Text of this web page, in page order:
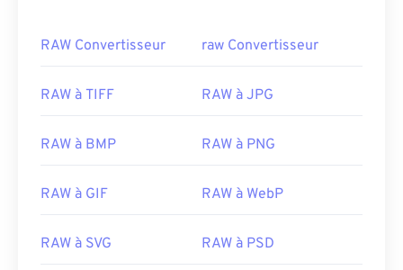
RAW Convertisseur raw Convertisseur
RAW à TIFF RAW à JPG
RAW à BMP RAW à PNG
RAW à GIF RAW à WebP
RAW à SVG RAW à PSD